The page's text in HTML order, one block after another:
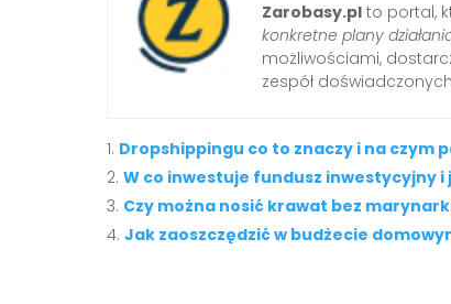
Zarobasy.pl to portal,
konkretne plany
możliwościami,
zespół
Dropshippingu co to znaczy i na czym
W co inwestuje fundusz inwestycyjny
Czy można nosić krawat bez
Jak zaoszczędzić w budżecie